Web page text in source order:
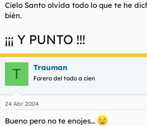
Cielo Santo olvida todo lo que te he
bién.
¡¡¡ Y PUNTO !!!
T Trauman
Forero del todo a cien
24 Abr 2004
Bueno pero no te enojes...